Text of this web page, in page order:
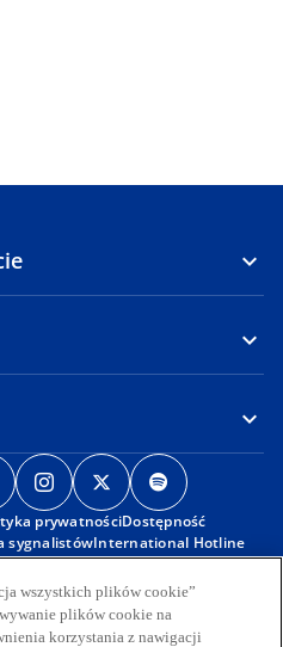
o
p
e
n
i
n
o
p
e
n
s
i
n
o
p
e
n
i
n
p
e
n
s
n
prywatnościDostępność
sygnalistówInternational Hotline
z ograniczoną
organizacji KPMG składającej
stowarzyszonych z KPMG
wszystkich plików cookie”
plików cookie na
korzystania z nawigacji